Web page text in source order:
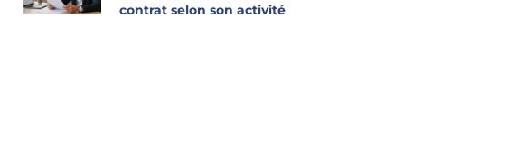
contrat selon son activité